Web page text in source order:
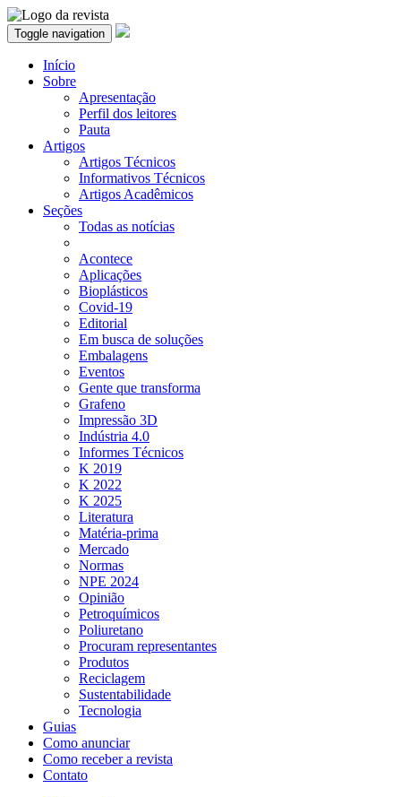
Toggle navigation
Início
Sobre
Apresentação
Perfil dos leitores
Pauta
Artigos
Artigos Técnicos
Informativos Técnicos
Artigos Acadêmicos
Seções
Todas as notícias
Acontece
Aplicações
Bioplásticos
Covid-19
Editorial
Em busca de soluções
Embalagens
Eventos
Gente que transforma
Grafeno
Impressão 3D
Indústria 4.0
Informes Técnicos
K 2019
K 2022
K 2025
Literatura
Matéria-prima
Mercado
Normas
NPE 2024
Opinião
Petroquímicos
Poliuretano
Procuram representantes
Produtos
Reciclagem
Sustentabilidade
Tecnologia
Guias
Como anunciar
Como receber a revista
Contato